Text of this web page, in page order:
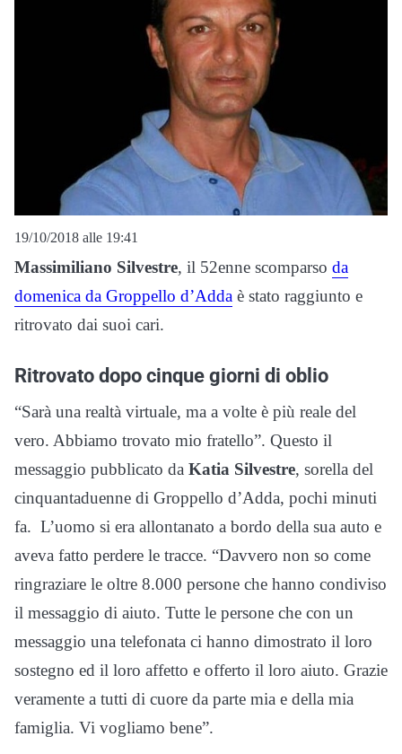
19/10/2018 alle 19:41
Massimiliano Silvestre, il 52enne scomparso da
domenica da Groppello d’Adda è stato raggiunto e
ritrovato dai suoi cari.
Ritrovato dopo cinque giorni di oblio
“Sarà una realtà virtuale, ma a volte è più reale del
vero. Abbiamo trovato mio fratello”. Questo il
messaggio pubblicato da Katia Silvestre, sorella del
cinquantaduenne di Groppello d’Adda, pochi minuti
fa. L’uomo si era allontanato a bordo della sua auto e
aveva fatto perdere le tracce. “Davvero non so come
ringraziare le oltre 8.000 persone che hanno condiviso
il messaggio di aiuto. Tutte le persone che con un
messaggio una telefonata ci hanno dimostrato il loro
sostegno ed il loro affetto e offerto il loro aiuto. Grazie
veramente a tutti di cuore da parte mia e della mia
famiglia. Vi vogliamo bene”.